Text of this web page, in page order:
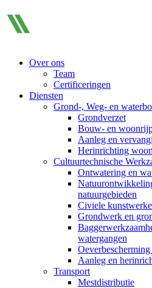
Over ons
Team
Certificeringen
Diensten
Grond-, Weg- en
Grondverzet
Bouw- en
Aanleg en
Herinrichting
Cultuurtechnische
Ontwatering en
natuurgebieden
Civiele
Grondwerk en
watergangen
Aanleg en
Transport
Mestdistributie